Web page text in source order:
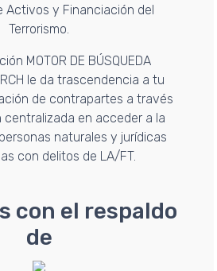
Activos y Financiación del
Terrorismo.
MOTOR DE BÚSQUEDA
le da trascendencia a tu
de contrapartes a través
centralizada en acceder a la
naturales y jurídicas
con delitos de LA/FT.
con el respaldo
de